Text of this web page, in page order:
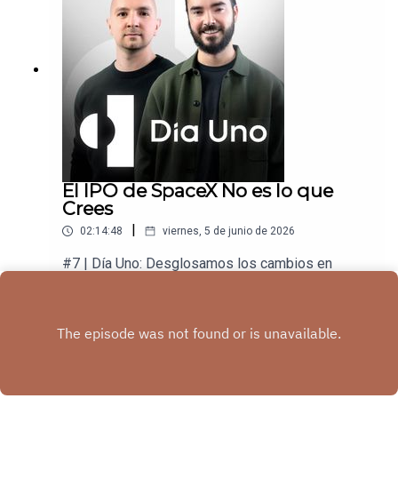
El IPO de SpaceX No es lo que
Crees
02:14:48 | viernes, 5 de junio de 2026
#7 | Día Uno: Desglosamos los cambios en